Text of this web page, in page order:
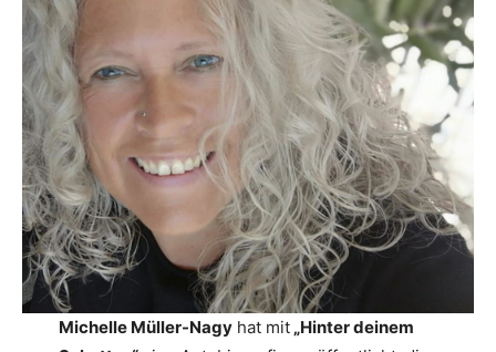
Michelle Müller-Nagyhat mit„Hinter deinem